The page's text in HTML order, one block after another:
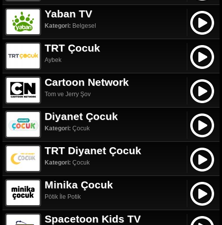
Yaban TV
Kategori: Belgesel
TRT Çocuk
Aybek
Cartoon Network
Tom ve Jerry Şov
Diyanet Çocuk
Kategori: Çocuk
TRT Diyanet Çocuk
Kategori: Çocuk
Minika Çocuk
Pötik İle Potik
Spacetoon Kids TV